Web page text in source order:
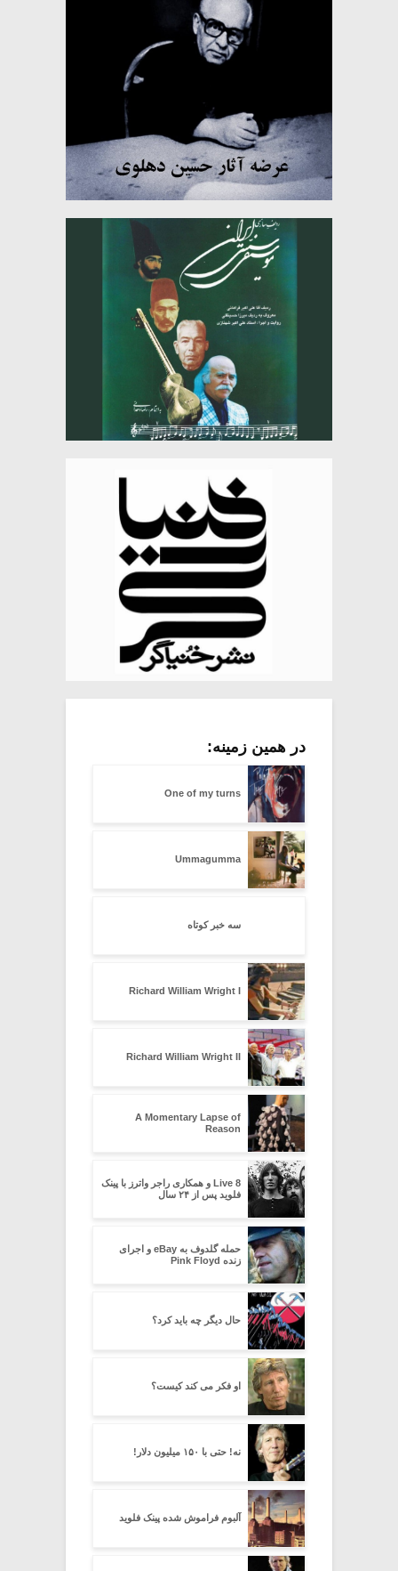
در همین زمینه:
One of my turns
Ummagumma
سه خبر کوتاه
Richard William Wright I
Richard William Wright II
A Momentary Lapse of
Reason
Live 8 و همکاری راجر واترز با پینک
فلوید پس از ۲۴ سال
حمله گلدوف به eBay و اجرای
زنده Pink Floyd
حال دیگر چه باید کرد؟
او فکر می کند کیست؟
نه! حتی با ۱۵۰ میلیون دلار!
آلبوم فراموش شده پینک فلوید